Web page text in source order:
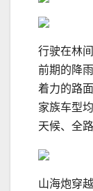
行驶在林
前期的降
着力的路
家族车型
天候、全
山海炮穿